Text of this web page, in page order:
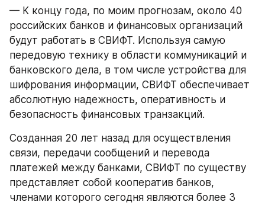
— К концу года, по моим прогнозам, около 40
российских банков и финансовых организаций
будут работать в СВИФТ. Используя самую
передовую технику в области коммуникаций и
банковского дела, в том числе устройства для
шифрования информации, СВИФТ обеспечивает
абсолютную надежность, оперативность и
безопасность финансовых транзакций.
Созданная 20 лет назад для осуществления
связи, передачи сообщений и перевода
платежей между банками, СВИФТ по существу
представляет собой кооператив банков,
членами которого сегодня являются более 3